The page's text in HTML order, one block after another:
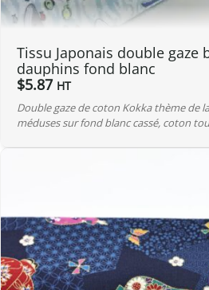
Tissu Japonais double gaze
dauphins fond blanc
$5.87 HT
Double gaze de coton Kokka thème de
méduses sur fond blanc cassé, coton